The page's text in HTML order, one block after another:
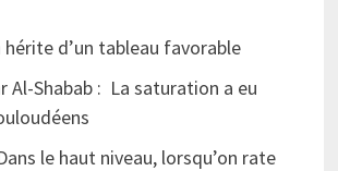
d’un tableau favorable
Al-Shabab : La saturation a eu
le haut niveau, lorsqu’on rate